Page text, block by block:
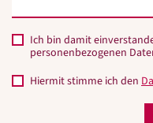
Ich bin damit
personenbezogenen
Hiermit stimme ich den